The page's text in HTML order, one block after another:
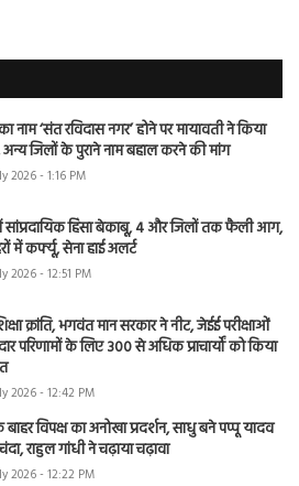
नाम ‘संत रविदास नगर’ होने पर मायावती ने किया
जिलों के पुराने नाम बहाल करने की मांग
2026 - 1:16 PM
सांप्रदायिक हिंसा बेकाबू, 4 और जिलों तक फैली आग,
में कर्फ्यू, सेना हाई अलर्ट
2026 - 12:51 PM
क्रांति, भगवंत मान सरकार ने नीट, जेईई परीक्षाओं
परिणामों के लिए 300 से अधिक प्राचार्यों को किया
2026 - 12:42 PM
विपक्ष का अनोखा प्रदर्शन, साधु बने पप्पू यादव
राहुल गांधी ने चढ़ाया चढ़ावा
2026 - 12:22 PM